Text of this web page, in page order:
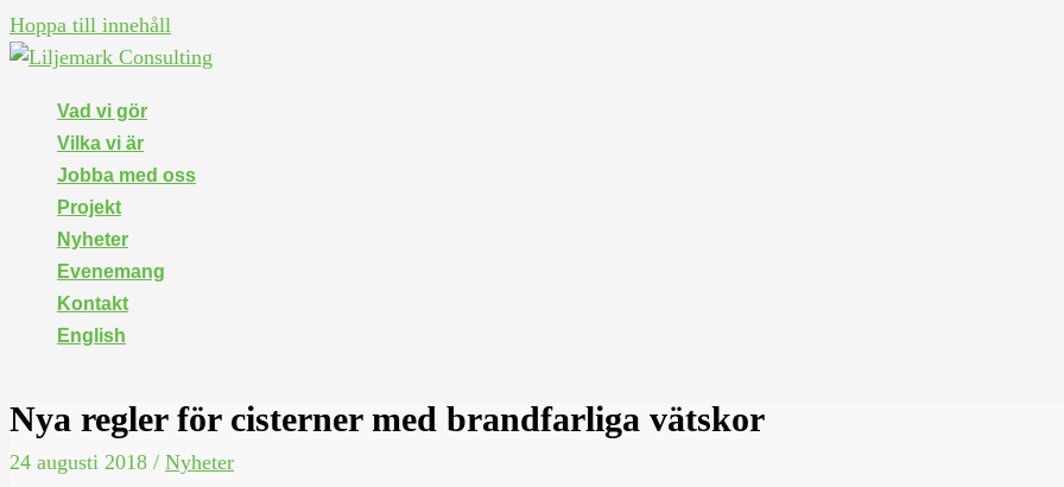
Hoppa till innehåll
Vad vi gör
Vilka vi är
Jobba med oss
Projekt
Nyheter
Evenemang
Kontakt
English
Nya regler för cisterner med brandfarliga vätskor
24 augusti 2018 / Nyheter